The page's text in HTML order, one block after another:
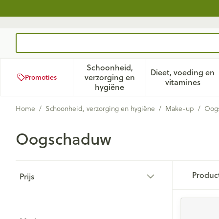
Promoties
Schoonheid,
verzorging en
hygiëneToon submenu voor
Dieet, voeding en
vitamines
Toon
Home / Schoonheid, verzorging en hygiëne / Make-up /
Oogschaduw
Prijs